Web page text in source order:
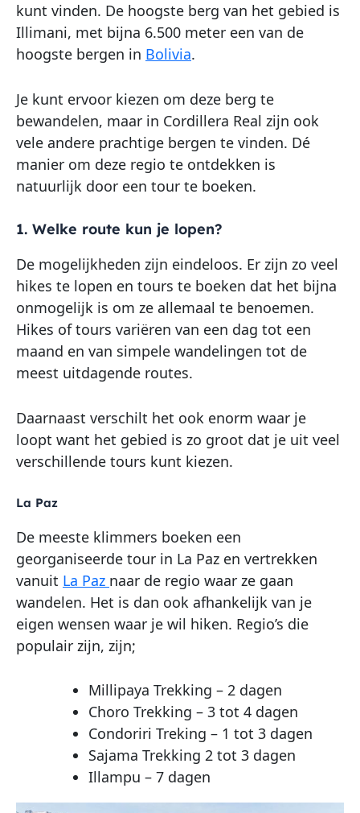
kunt vinden. De hoogste berg van het gebied is
Illimani, met bijna 6.500 meter een van de
hoogste bergen in Bolivia.
Je kunt ervoor kiezen om deze berg te
bewandelen, maar in Cordillera Real zijn ook
vele andere prachtige bergen te vinden. Dé
manier om deze regio te ontdekken is
natuurlijk door een tour te boeken.
1. Welke route kun je lopen?
De mogelijkheden zijn eindeloos. Er zijn zo veel
hikes te lopen en tours te boeken dat het bijna
onmogelijk is om ze allemaal te benoemen.
Hikes of tours variëren van een dag tot een
maand en van simpele wandelingen tot de
meest uitdagende routes.
Daarnaast verschilt het ook enorm waar je
loopt want het gebied is zo groot dat je uit veel
verschillende tours kunt kiezen.
La Paz
De meeste klimmers boeken een
georganiseerde tour in La Paz en vertrekken
vanuit La Paz naar de regio waar ze gaan
wandelen. Het is dan ook afhankelijk van je
eigen wensen waar je wil hiken. Regio’s die
populair zijn, zijn;
Millipaya Trekking – 2 dagen
Choro Trekking – 3 tot 4 dagen
Condoriri Treking – 1 tot 3 dagen
Sajama Trekking 2 tot 3 dagen
Illampu – 7 dagen